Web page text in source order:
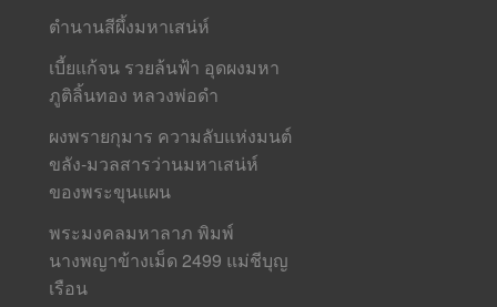
ตำนานสีผึ้งมหาเสน่ห์
เบี้ยแก้จน รวยล้นฟ้า อุดผงมหา
ภูติลิ้นทอง หลวงพ่อดำ
ผงพรายกุมาร ความลับแห่งมนต์
ขลัง-มวลสารว่านมหาเสน่ห์
ของพระขุนแผน
พระมงคลมหาลาภ พิมพ์
นางพญาข้างเม็ด 2499 แม่ชีบุญ
เรือน